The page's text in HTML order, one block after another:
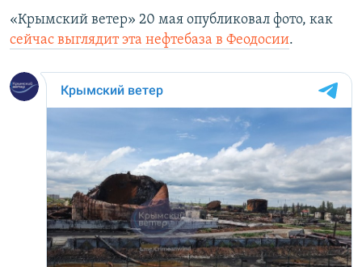
«Крымский ветер» 20 мая опубликовал фото, как
сейчас выглядит эта нефтебаза в Феодосии.